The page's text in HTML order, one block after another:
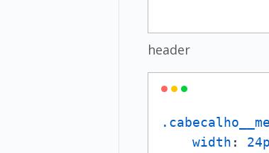
header
width :